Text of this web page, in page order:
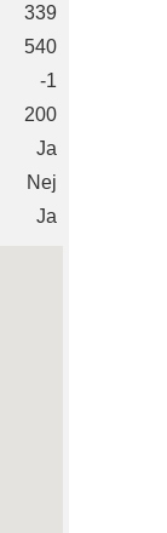
339
540
-1
200
Ja
Nej
Ja